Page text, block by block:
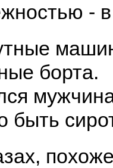
- в
борта.
быть